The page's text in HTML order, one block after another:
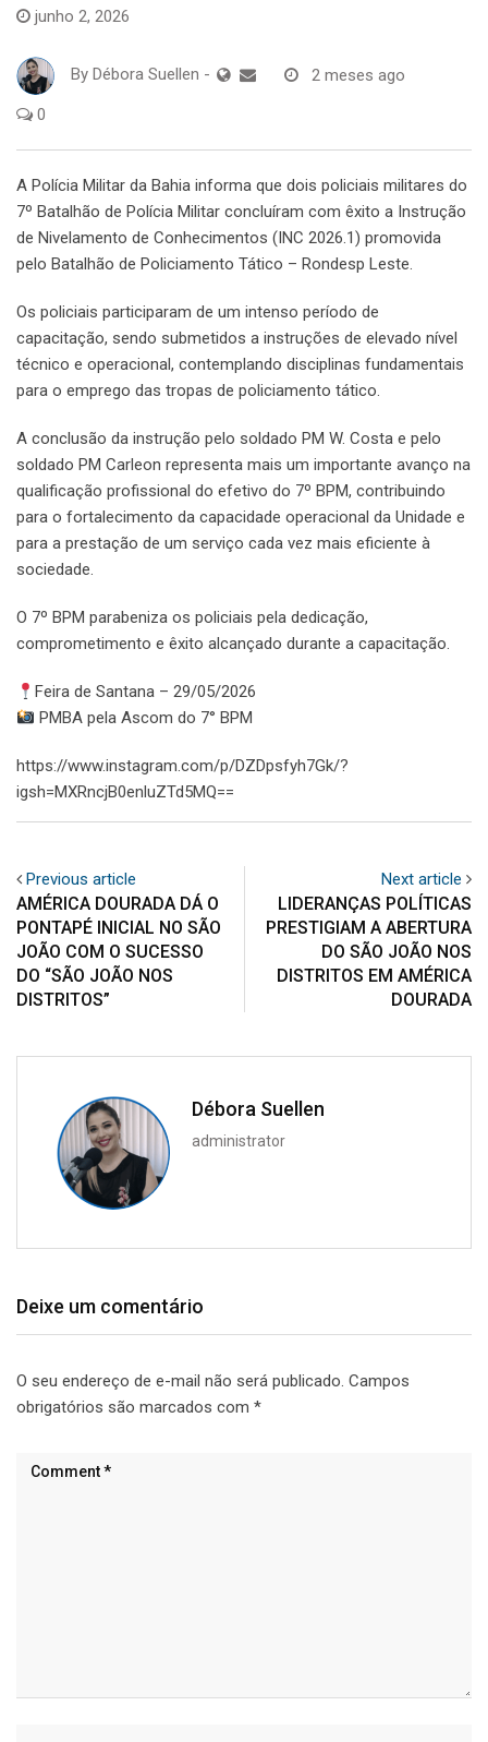
junho 2, 2026
By Débora Suellen - 2 meses ago
0
A Polícia Militar da Bahia informa que dois policiais militares do
7º Batalhão de Polícia Militar concluíram com êxito a Instrução
de Nivelamento de Conhecimentos (INC 2026.1) promovida
pelo Batalhão de Policiamento Tático – Rondesp Leste.
Os policiais participaram de um intenso período de
capacitação, sendo submetidos a instruções de elevado nível
técnico e operacional, contemplando disciplinas fundamentais
para o emprego das tropas de policiamento tático.
A conclusão da instrução pelo soldado PM W. Costa e pelo
soldado PM Carleon representa mais um importante avanço na
qualificação profissional do efetivo do 7º BPM, contribuindo
para o fortalecimento da capacidade operacional da Unidade e
para a prestação de um serviço cada vez mais eficiente à
sociedade.
O 7º BPM parabeniza os policiais pela dedicação,
comprometimento e êxito alcançado durante a capacitação.
Feira de Santana – 29/05/2026
PMBA pela Ascom do 7° BPM
https://www.instagram.com/p/DZDpsfyh7Gk/?
igsh=MXRncjB0enluZTd5MQ==
Previous article
AMÉRICA DOURADA DÁ O
PONTAPÉ INICIAL NO SÃO
JOÃO COM O SUCESSO
DO “SÃO JOÃO NOS
DISTRITOS”
Next article
LIDERANÇAS POLÍTICAS
PRESTIGIAM A ABERTURA
DO SÃO JOÃO NOS
DISTRITOS EM AMÉRICA
DOURADA
Débora Suellen
administrator
Deixe um comentário
O seu endereço de e-mail não será publicado. Campos
obrigatórios são marcados com *